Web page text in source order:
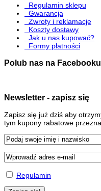
Regulamin sklepu
Gwarancja
Zwroty i reklamacje
Koszty dostawy
Jak u nas kupować?
Formy płatności
Polub nas na Facebooku
Newsletter - zapisz się
Zapisz się już dziś aby
tym kupony rabatowe
Regulamin